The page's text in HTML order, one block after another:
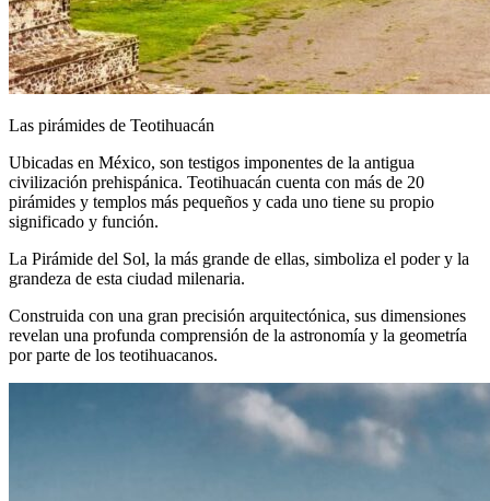
Las pirámides de Teotihuacán
Ubicadas en México, son testigos imponentes de la antigua
civilización prehispánica. Teotihuacán cuenta con más de 20
pirámides y templos más pequeños y cada uno tiene su propio
significado y función.
La Pirámide del Sol, la más grande de ellas, simboliza el poder y la
grandeza de esta ciudad milenaria.
Construida con una gran precisión arquitectónica, sus dimensiones
revelan una profunda comprensión de la astronomía y la geometría
por parte de los teotihuacanos.